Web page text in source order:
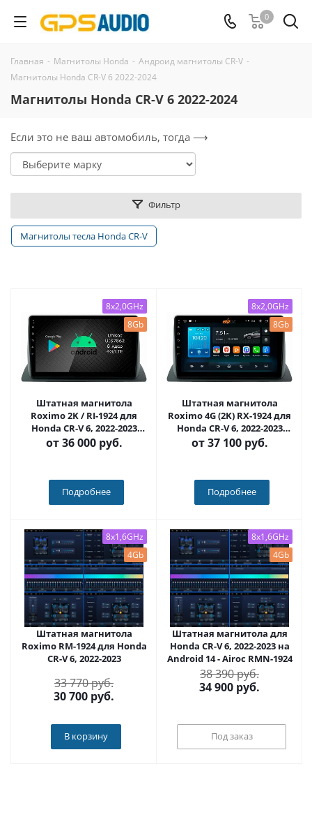
0
Главная - Магнитолы Honda - Андроид магнитолы CR-V -
Магнитолы Honda CR-V 6 2022-2024
Магнитолы Honda CR-V 6 2022-2024
Если это не ваш автомобиль, тогда ⟶
Фильтр
Магнитолы тесла Honda CR-V
8x2,0GHz
8Gb
Штатная магнитола
Roximo 2K / RI-1924 для
Honda CR-V 6, 2022-2023
(Android 12)
от36 000 руб.
Подробнее
8x2,0GHz
8Gb
Штатная магнитола
Roximo 4G (2K) RX-1924 для
Honda CR-V 6, 2022-2023
(Android 13)
от37 100 руб.
Подробнее
8x1,6GHz
4Gb
Штатная магнитола
Roximo RM-1924 для Honda
CR-V 6, 2022-2023
33 770 руб.
30 700 руб.
В корзину
8x1,6GHz
4Gb
Штатная магнитола для
Honda CR-V 6, 2022-2023 на
Android 14 - Airoc RMN-1924
38 390 руб.
34 900 руб.
Под заказ